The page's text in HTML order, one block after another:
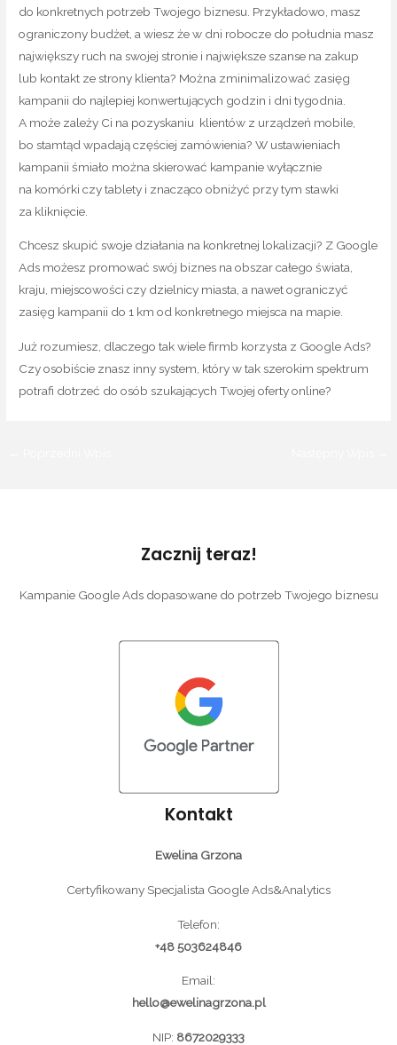
do konkretnych potrzeb Twojego biznesu. Przykładowo, masz
ograniczony budżet, a wiesz że w dni robocze do południa masz
największy ruch na swojej stronie i największe szanse na zakup
lub kontakt ze strony klienta? Można zminimalizować zasięg
kampanii do najlepiej konwertujących godzin i dni tygodnia.
A może zależy Ci na pozyskaniu klientów z urządzeń mobile,
bo stamtąd wpadają częściej zamówienia? W ustawieniach
kampanii śmiało można skierować kampanie wyłącznie
na komórki czy tablety i znacząco obniżyć przy tym stawki
za kliknięcie.
Chcesz skupić swoje działania na konkretnej lokalizacji? Z Google
Ads możesz promować swój biznes na obszar całego świata,
kraju, miejscowości czy dzielnicy miasta, a nawet ograniczyć
zasięg kampanii do 1 km od konkretnego miejsca na mapie.
Już rozumiesz, dlaczego tak wiele firmb korzysta z Google Ads?
Czy osobiście znasz inny system, który w tak szerokim spektrum
potrafi dotrzeć do osób szukających Twojej oferty online?
Zacznij teraz!
Kampanie Google Ads dopasowane do potrzeb Twojego biznesu
Kontakt
Ewelina Grzona
Certyfikowany Specjalista Google Ads&Analytics
Telefon:
+48 503624846
Email:
hello@ewelinagrzona.pl
NIP: 8672029333